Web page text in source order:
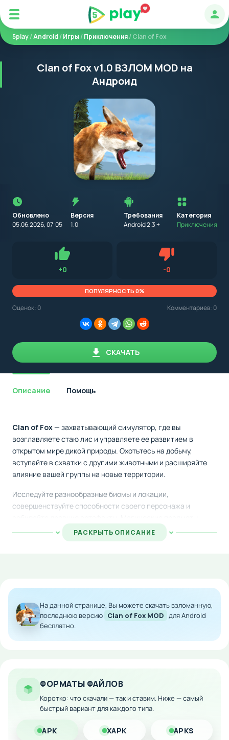
5play/Android /Игры /Приключения/ Clan of Fox
Clan of Fox v1.0 ВЗЛОМ MOD на
Андроид
Обновлено
05.06.2026, 07:05
Версия
1.0
Требования
Android 2.3 +
установкой
приложения
на
устройство
с
указываем
минимальные
необходимые
Категория
Приключения
обращать внимание на установленную версию Android
OS. Мы указываем минимально необходимую версию для
+0Нравится -0Не нравится
ПОПУЛЯРНОСТЬ 0%
Оценок: 0 Комментариев: 0
СКАЧАТЬ
Описание Помощь
Clan of Fox— захватывающий симулятор, где вы
возглавляете стаю лис и управляете ее развитием в
открытом мире дикой природы. Охотьтесь на добычу,
вступайте в схватки с другими животными и расширяйте
влияние вашей группы на новые территории.
Исследуйте разнообразные биомы и локации,
совершенствуйте способности своего персонажа и
дарят уникальные силы, помогающие победить самых
грозных противников и конкурирующие стаи.
ресурсами.
Особенности мода:
персонажа
Быстрое пополнение ресурсов для
строительства и улучшений
Моментальное получение редких магических
предметов
РАСКРЫТЬ ОПИСАНИЕ
На данной странице, Вы можете скачать взломанную,
последнюю версию Clan of Fox MOD для Android
бесплатно.
ФОРМАТЫ ФАЙЛОВ
Коротко: что скачали — так и ставим. Ниже — самый
быстрый вариант для каждого типа.
APK XAPK APKS